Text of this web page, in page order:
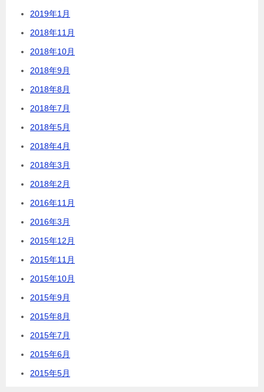
2019年1月
2018年11月
2018年10月
2018年9月
2018年8月
2018年7月
2018年5月
2018年4月
2018年3月
2018年2月
2016年11月
2016年3月
2015年12月
2015年11月
2015年10月
2015年9月
2015年8月
2015年7月
2015年6月
2015年5月